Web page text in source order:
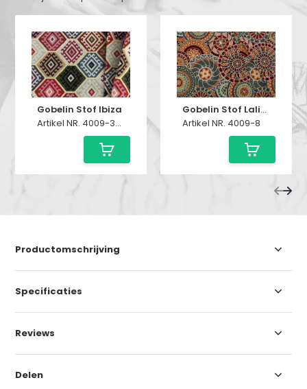
Gobelin Stof Ibiza
Artikel NR. 4009-37-1
Gobelin Stof Lalinda
Artikel NR. 4009-8
Productomschrijving
Specificaties
Reviews
Delen